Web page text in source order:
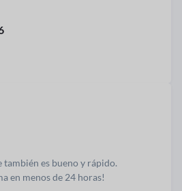
también es bueno y rápido.
en menos de 24 horas!